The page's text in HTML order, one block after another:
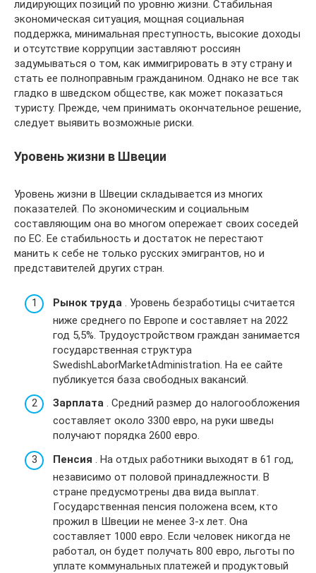
лидирующих позиций по уровню жизни. Стабильная
экономическая ситуация, мощная социальная
поддержка, минимальная преступность, высокие доходы
и отсутствие коррупции заставляют россиян
задумываться о том, как иммигрировать в эту страну и
стать ее полноправным гражданином. Однако не все так
гладко в шведском обществе, как может показаться
туристу. Прежде, чем принимать окончательное решение,
следует выявить возможные риски.
Уровень жизни в Швеции
Уровень жизни в Швеции складывается из многих
показателей. По экономическим и социальным
составляющим она во многом опережает своих соседей
по ЕС. Ее стабильность и достаток не перестают
манить к себе не только русских эмигрантов, но и
представителей других стран.
Рынок труда . Уровень безработицы считается
ниже среднего по Европе и составляет на 2022
год 5,5%. Трудоустройством граждан занимается
государственная структура
SwedishLaborMarketAdministration. На ее сайте
публикуется база свободных вакансий.
Зарплата . Средний размер до налогообложения
составляет около 3300 евро, на руки шведы
получают порядка 2600 евро.
Пенсия . На отдых работники выходят в 61 год,
независимо от половой принадлежности. В
стране предусмотрены два вида выплат.
Государственная пенсия положена всем, кто
прожил в Швеции не менее 3-х лет. Она
составляет 1000 евро. Если человек никогда не
работал, он будет получать 800 евро, льготы по
уплате коммунальных платежей и продуктовый